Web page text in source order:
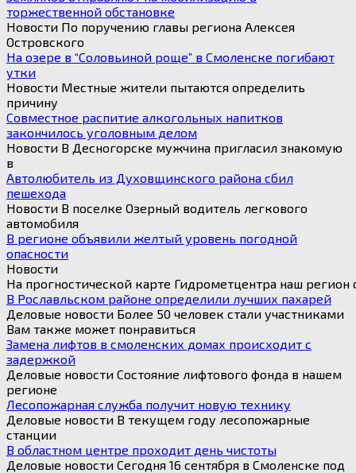
торжественной обстановке
Новости По поручению главы региона Алексея
Островского
На озере в “Соловьиной роще” в Смоленске погибают
утки
Новости Местные жители пытаются определить
причину
Совместное распитие алкогольных напитков
закончилось уголовным делом
Новости В Десногорске мужчина пригласил знакомую
в
Автолюбитель из Духовщинского района сбил
пешехода
Новости В поселке Озерный водитель легкового
автомобиля
В регионе объявили желтый уровень погодной
опасности
Новости
На прогностической карте Гидрометцентра наш регион
В Рославльском районе определили лучших пахарей
Деловые новости Более 50 человек стали участниками
Вам также может понравиться
Замена лифтов в смоленских домах происходит с
задержкой
Деловые новости Состояние лифтового фонда в нашем
регионе
Лесопожарная служба получит новую технику
Деловые новости В текущем году лесопожарные
станции
В областном центре проходит день чистоты
Деловые новости Сегодня 16 сентября в Смоленске под